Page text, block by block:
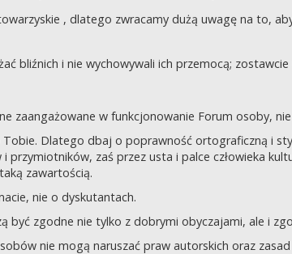
, dlatego zwracamy dużą uwagę na to,
bliźnich i nie wychowywali ich przemocą;
zaangażowane w funkcjonowanie Forum osoby,
Dlatego dbaj o poprawność ortograficzną i
przymiotników, zaś przez usta i palce człowieka
zawartością.
nie o dyskutantach.
być zgodne nie tylko z dobrymi obyczajami, ale i
nie mogą naruszać praw autorskich oraz